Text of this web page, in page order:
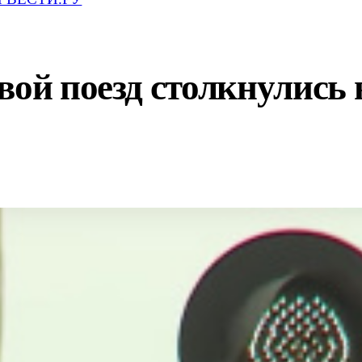
поезд столкнулись